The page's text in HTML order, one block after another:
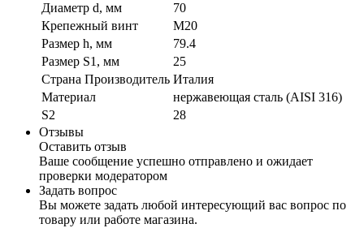
Диаметр d, мм
70
Крепежный винт
M20
Размер h, мм
79.4
Размер S1, мм
25
Страна Производитель Италия
Материал
нержавеющая сталь (AISI 316)
S2
28
Отзывы
Оставить отзыв
Ваше сообщение успешно отправлено и ожидает
проверки модератором
Задать вопрос
Вы можете задать любой интересующий вас вопрос по
товару или работе магазина.